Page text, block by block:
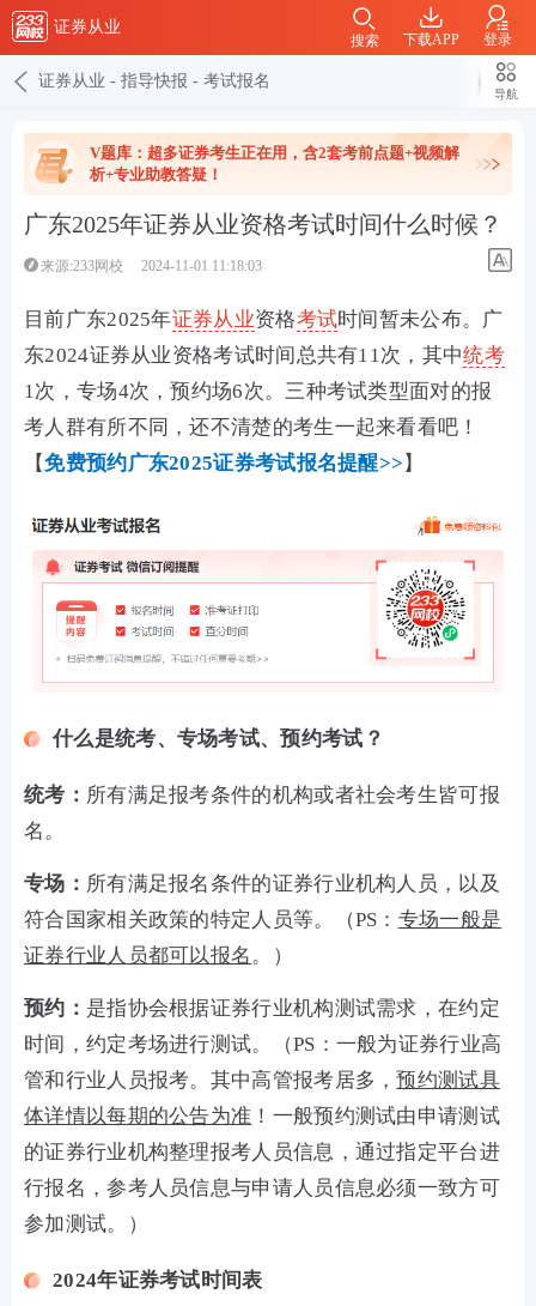
证券从业
下载APP 登录
搜索
证券从业 - 指导快报 - 考试报名
导航
V题库：超多证券考生正在用，含2套考前点题+视频解
析+专业助教答疑！
广东2025年证券从业资格考试时间什么时候？
来源:233网校 2024-11-01 11:18:03
目前广东2025年证券从业资格考试时间暂未公布。广
东2024证券从业资格考试时间总共有11次，其中统考
1次，专场4次，预约场6次。三种考试类型面对的报
考人群有所不同，还不清楚的考生一起来看看吧！
【免费预约广东2025证券考试报名提醒>> 】
什么是统考、专场考试、预约考试？
统考： 所有满足报考条件的机构或者社会考生皆可报
名。
专场： 所有满足报名条件的证券行业机构人员，以及
符合国家相关政策的特定人员等。（PS： 专场一般是
证券行业人员都可以报名。）
预约： 是指协会根据证券行业机构测试需求，在约定
时间，约定考场进行测试。（PS：一般为证券行业高
管和行业人员报考。其中高管报考居多，预约测试具
体详情以每期的公告为准 ！一般预约测试由申请测试
的证券行业机构整理报考人员信息，通过指定平台进
行报名，参考人员信息与申请人员信息必须一致方可
参加测试。）
2024年证券考试时间表